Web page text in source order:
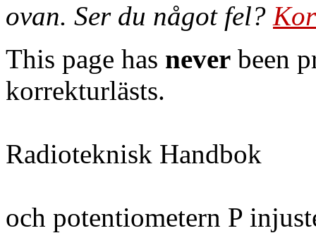
ovan. Ser du något fel?
This page has never been
korrekturlästs.
Radioteknisk Handbok
och potentiometern P